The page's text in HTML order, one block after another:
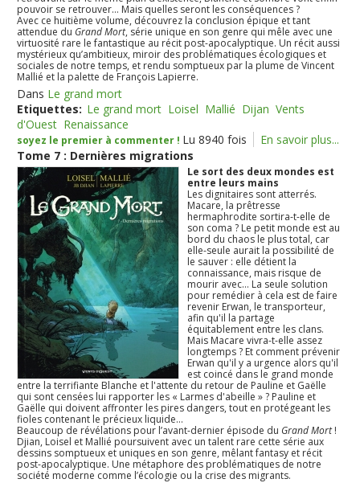
pouvoir se retrouver… Mais quelles seront les conséquences ?
Avec ce huitième volume, découvrez la conclusion épique et tant
attendue du Grand Mort, série unique en son genre qui mêle avec une
virtuosité rare le fantastique au récit post-apocalyptique. Un récit aussi
mystérieux qu’ambitieux, miroir des problématiques écologiques et
sociales de notre temps, et rendu somptueux par la plume de Vincent
Mallié et la palette de François Lapierre.
Dans Le grand mort
Etiquettes: Le grand mort Loisel Mallié Dijan Vents
d'Ouest Renaissance
soyez le premier à commenter ! Lu 8940 fois
En savoir plus...
Tome 7 : Dernières migrations
Le sort des deux mondes est
entre leurs mains
Les dignitaires sont atterrés.
Macare, la prêtresse
hermaphrodite sortira-t-elle de
son coma ? Le petit monde est au
bord du chaos le plus total, car
elle-seule aurait la possibilité de
le sauver : elle détient la
connaissance, mais risque de
mourir avec... La seule solution
pour remédier à cela est de faire
revenir Erwan, le transporteur,
afin qu'il la partage
équitablement entre les clans.
Mais Macare vivra-t-elle assez
longtemps ? Et comment prévenir
Erwan qu'il y a urgence alors qu'il
est coincé dans le grand monde
entre la terrifiante Blanche et l'attente du retour de Pauline et Gaëlle
qui sont censées lui rapporter les « Larmes d'abeille » ? Pauline et
Gaëlle qui doivent affronter les pires dangers, tout en protégeant les
fioles contenant le précieux liquide...
Beaucoup de révélations pour l’avant-dernier épisode du Grand Mort!
Djian, Loisel et Mallié poursuivent avec un talent rare cette série aux
dessins somptueux et uniques en son genre, mêlant fantasy et récit
post-apocalyptique. Une métaphore des problématiques de notre
société moderne comme l’écologie ou la crise des migrants.